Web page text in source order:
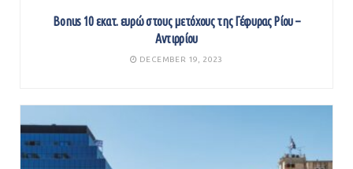
Βonus 10 εκατ. ευρώ στους μετόχους της Γέφυρας Ρίου –
Αντιρρίου
DECEMBER 19, 2023